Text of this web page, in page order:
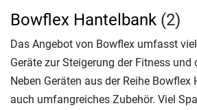
Bowflex Hantelbank (2)
Das Angebot von Bowflex umfasst
Geräte zur Steigerung der Fitness und
Neben Geräten aus der Reihe
auch umfangreiches Zubehör. Viel